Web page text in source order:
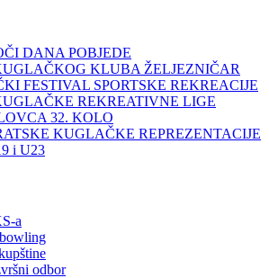
DANA POBJEDE
KLUBA ŽELJEZNIČAR
FESTIVAL SPORTSKE REKREACIJE
REKREATIVNE LIGE
32. KOLO
KUGLAČKE REPREZENTACIJE
i U23
a
odbor